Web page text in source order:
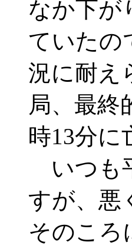
なか下が
ていたの
況に耐え
局、最終
時13分に
いつも
すが、悪
そのころ